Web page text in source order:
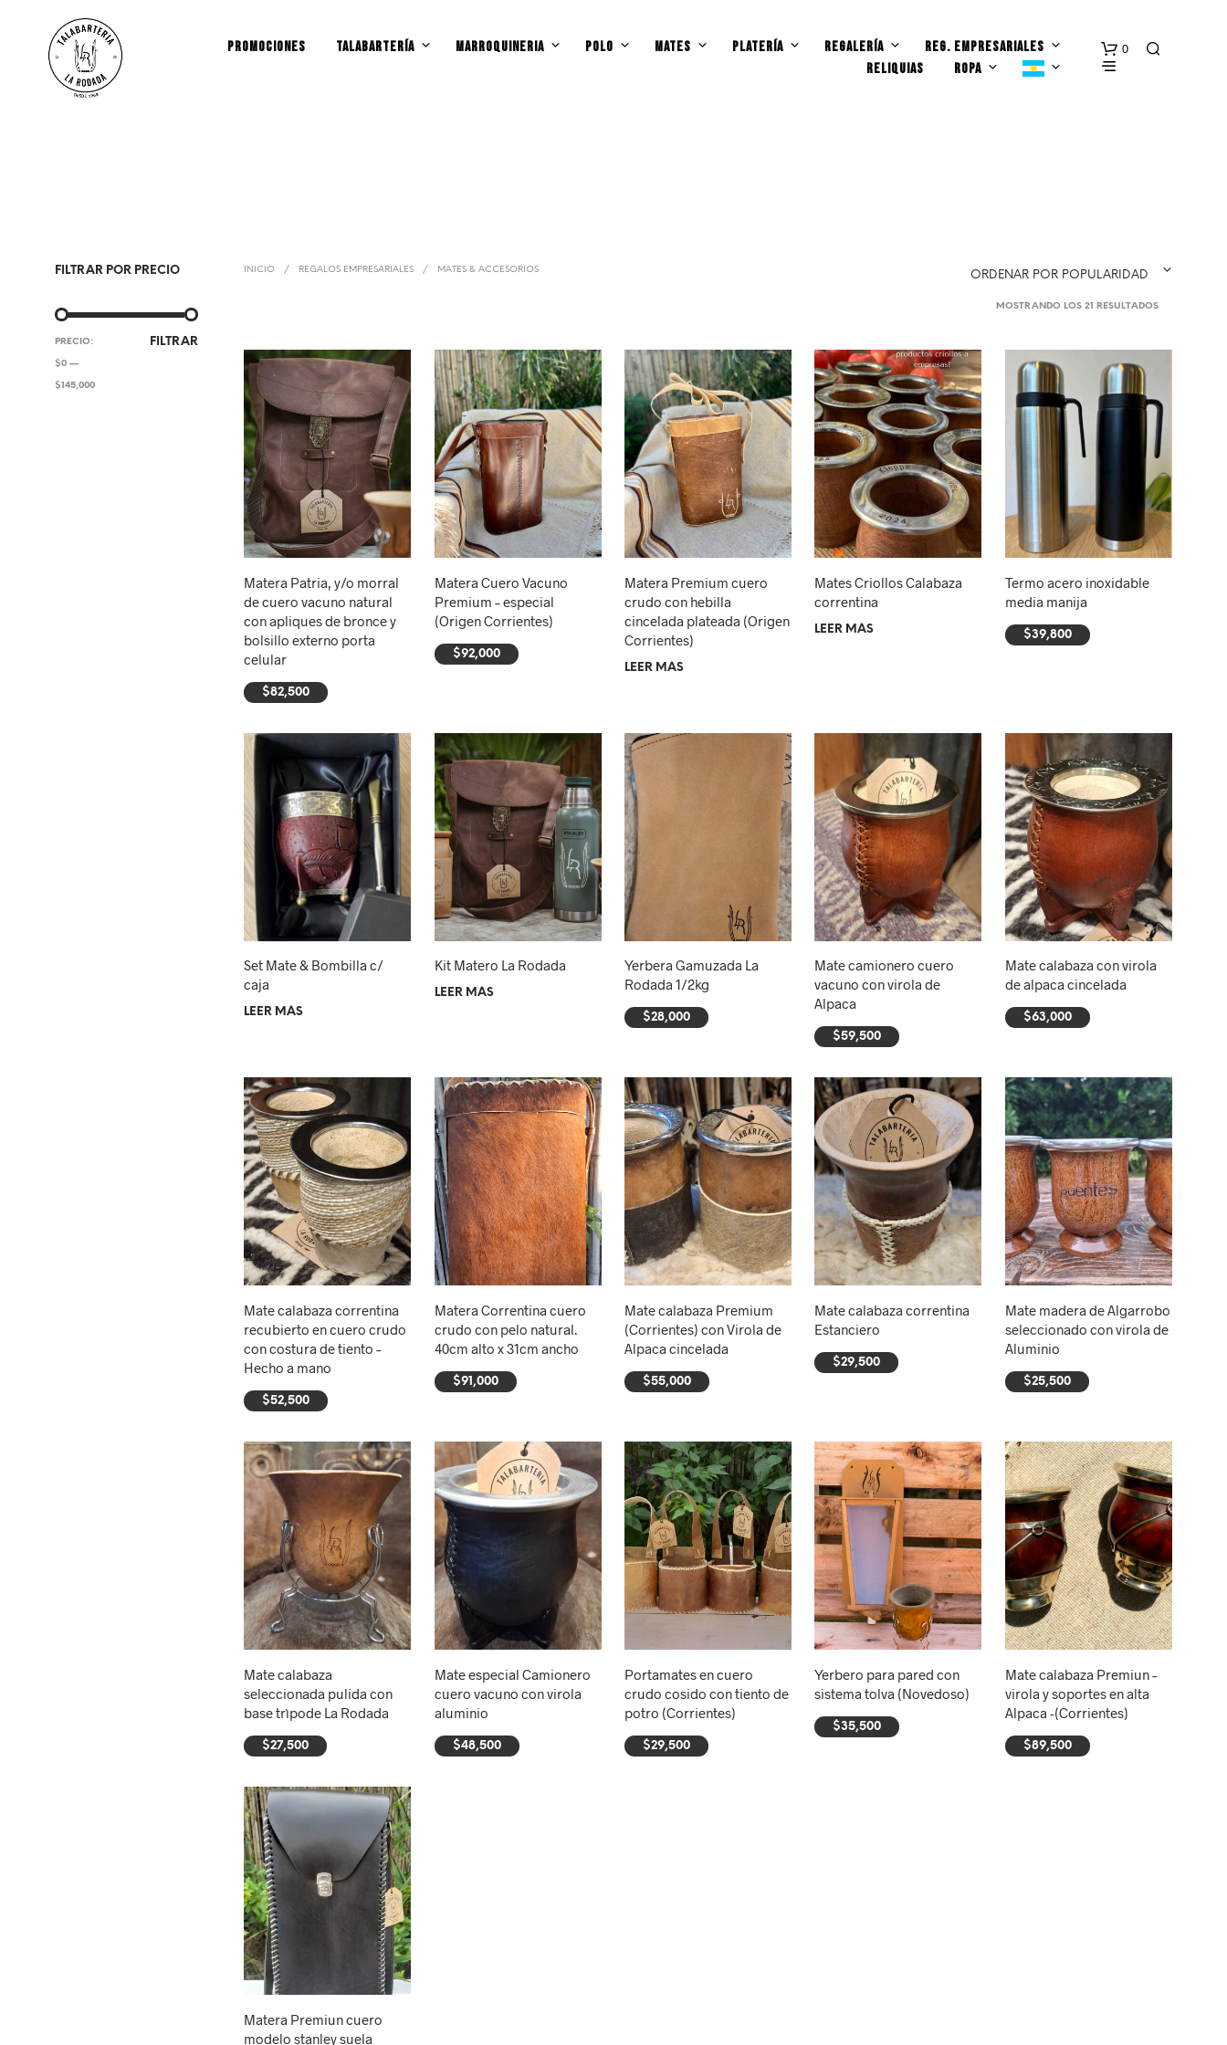
PROMOCIONES TALABARTERÍA MARROQUINERIA POLO MATES PLATERÍA REGALERÍA
REG. EMPRESARIALES
RELIQUIAS
ROPA
0
H
D
U
C
O
S
E
E
C
FILTRAR POR PRECIO
PRECIO
MÍNIMO
PRECIO
MÁXIMO
FILTRAR
PRECIO:
$0 —
$145,000
INICIO / REGALOS EMPRESARIALES / MATES & ACCESORIOS ORDENAR POR POPULARIDAD
MOSTRANDO LOS 21 RESULTADOSORDENADO
POPULARIDAD
Matera Patria, y/o morral
de cuero vacuno natural
con apliques de bronce y
bolsillo externo porta
celular
$82,500
Matera Cuero Vacuno
Premium – especial
(Origen Corrientes)
$92,000
Matera Premium cuero
crudo con hebilla
cincelada plateada (Origen
Corrientes)
LEER MÁS
Mates Criollos Calabaza
correntina
LEER MÁS
Termo acero inoxidable
media manija
$39,800
Set Mate & Bombilla c/
caja
LEER MÁS
Kit Matero La Rodada
LEER MÁS
Yerbera Gamuzada La
Rodada 1/2kg
$28,000
Mate camionero cuero
vacuno con virola de
Alpaca
$59,500
Mate calabaza con virola
de alpaca cincelada
$63,000
Mate calabaza correntina
recubierto en cuero crudo
con costura de tiento –
Hecho a mano
$52,500
Matera Correntina cuero
crudo con pelo natural.
40cm alto x 31cm ancho
$91,000
Mate calabaza Premium
(Corrientes) con Virola de
Alpaca cincelada
$55,000
Mate calabaza correntina
Estanciero
$29,500
Mate madera de Algarrobo
seleccionado con virola de
Aluminio
$25,500
Mate calabaza
seleccionada pulida con
base trìpode La Rodada
$27,500
Mate especial Camionero
cuero vacuno con virola
aluminio
$48,500
Portamates en cuero
crudo cosido con tiento de
potro (Corrientes)
$29,500
Yerbero para pared con
sistema tolva (Novedoso)
$35,500
Mate calabaza Premiun –
virola y soportes en alta
Alpaca -(Corrientes)
$89,500
Matera Premiun cuero
modelo stanley suela